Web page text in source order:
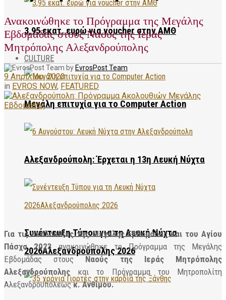
3,95 εκατ. ευρώ για voucher στην ΑΜΘ
CULTURE
Μεγάλη επιτυχία για το Computer Action
Αλεξανδρούπολη: Έρχεται η 13η Λευκή Νύχτα
Συνέντευξη Τύπου για τη Λευκή Νύχτα
2026Αλεξανδρούπολης 2026
Ανακοινώθηκε το Πρόγραμμα της Μεγάλης
Εβδομάδας στους Ναούς της Ιεράς
Μητρόπολης Αλεξανδρούπολης
by EvrosPost Team
9 Απριλίου, 2023
in EVROS NOW, FEATURED
Για τις ακολουθίες της Μεγάλης Εβδομάδας και του Αγίου
Πάσχα 2023ανακοινώθηκε το Πρόγραμμα της Μεγάλης
Εβδομάδας στους Ναούς της Ιεράς Μητρόπολης
Αλεξανδρούπολης και το Πρόγραμμα του Μητροπολίτη
Αλεξανδρουπόλεωςκ. Ανθίμου.